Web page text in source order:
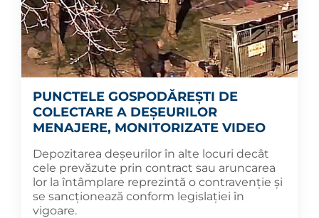
PUNCTELE GOSPODĂREȘTI DE
COLECTARE A DEȘEURILOR
MENAJERE, MONITORIZATE VIDEO
Depozitarea deșeurilor în alte locuri decât
cele prevăzute prin contract sau aruncarea
lor la întâmplare reprezintă o contravenție și
se sancționează conform legislației în
vigoare.